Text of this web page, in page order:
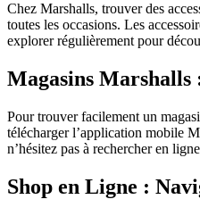
Chez Marshalls, trouver des
toutes les occasions. Les
explorer régulièrement pour
Magasins Marshalls
Pour trouver facilement un
télécharger l’application mobile
n’hésitez pas à rechercher en
Shop en Ligne :